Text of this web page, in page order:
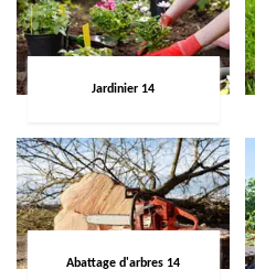
Jardinier 14
Abattage d'arbres 14